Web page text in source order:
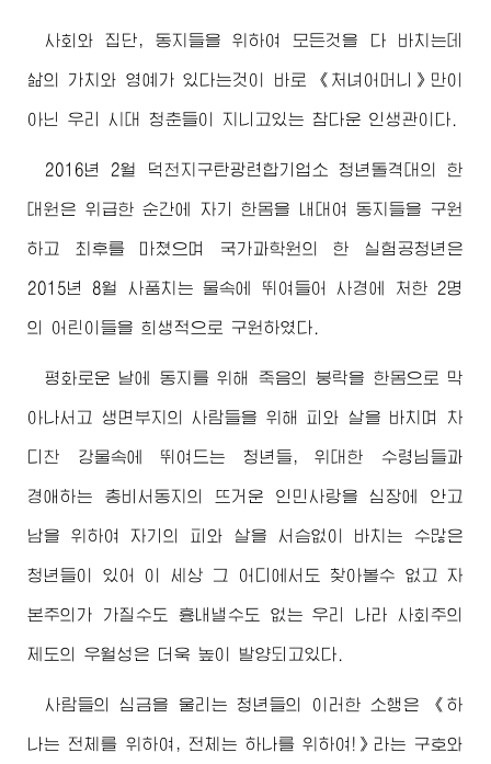
사회와 집단, 동지들을 위하여 모든것을 다 바치는데
삶의 가치와 영예가 있다는것이 바로 《처녀어머니》만이
아닌 우리 시대 청춘들이 지니고있는 참다운 인생관이다.
2016년 2월 덕천지구탄광련합기업소 청년돌격대의 한
대원은 위급한 순간에 자기 한몸을 내대여 동지들을 구원
하고 최후를 마쳤으며 국가과학원의 한 실험공청년은
2015년 8월 사품치는 물속에 뛰여들어 사경에 처한 2명
의 어린이들을 희생적으로 구원하였다.
평화로운 날에 동지를 위해 죽음의 붕락을 한몸으로 막
아나서고 생면부지의 사람들을 위해 피와 살을 바치며 차
디찬 강물속에 뛰여드는 청년들,위대한 수령님들과
경애하는 총비서동지 의 뜨거운 인민사랑을 심장에 안고
남을 위하여 자기의 피와 살을 서슴없이 바치는 수많은
청년들이 있어 이 세상 그 어디에서도 찾아볼수 없고 자
본주의가 가질수도 흉내낼수도 없는 우리 나라 사회주의
제도의 우월성은 더욱 높이 발양되고있다.
사람들의 심금을 울리는 청년들의 이러한 소행은 《하
나는 전체를 위하여, 전체는 하나를 위하여!》라는 구호와